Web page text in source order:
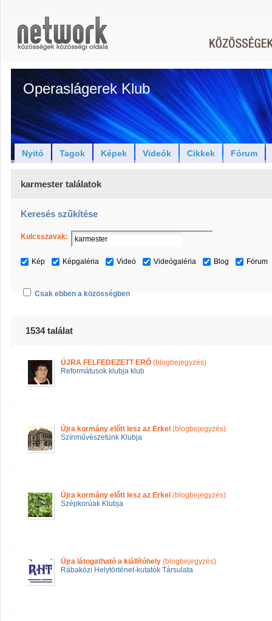
Operaslágerek Klub
Nyitó Tagok Képek Videók Cikkek Fórum
karmester találatok
Keresés szűkítése
Kulcsszavak:
Kép Képgaléria Videó Videógaléria Blog Fórum
Csak ebben a közösségben
1534 találat
ÚJRA FELFEDEZETT ERŐ (blogbejegyzés)
Reformátusok klubja klub
Újra kormány előtt lesz az Erkel (blogbejegyzés)
Színművészetünk Klubja
Újra kormány előtt lesz az Erkel (blogbejegyzés)
Szépkorúak Klubja
Újra látogatható a kiállítóhely (blogbejegyzés)
Rábaközi Helytörténet-kutatók Társulata